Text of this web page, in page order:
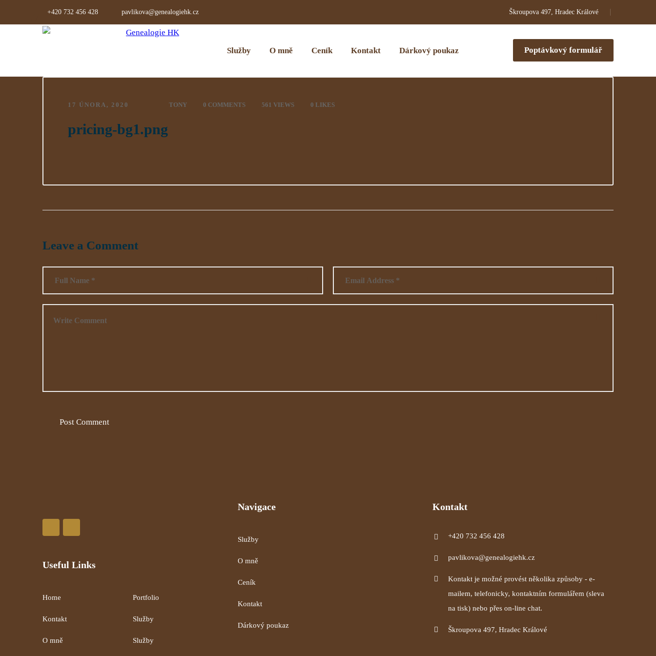
+420 732 456 428 pavlikova@genealogiehk.cz Škroupova 497, Hradec Králové
Poptávkový formulář
Služby O mně Ceník Kontakt Dárkový poukaz
17 ÚNORA, 2020 TONY 0 COMMENTS 561 VIEWS 0 LIKES
pricing-bg1.png
Leave a Comment
Useful Links
Home Portfolio
Kontakt Služby
O mně Služby
Navigace
Služby
O mně
Ceník
Kontakt
Dárkový poukaz
Kontakt
+420 732 456 428
pavlikova@genealogiehk.cz
Kontakt je možné provést několika způsoby - e-
mailem, telefonicky, kontaktním formulářem (sleva
na tisk) nebo přes on-line chat.
Škroupova 497, Hradec Králové